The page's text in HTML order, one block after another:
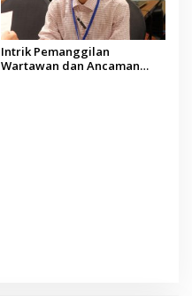
Intrik Pemanggilan
Wartawan dan Ancaman